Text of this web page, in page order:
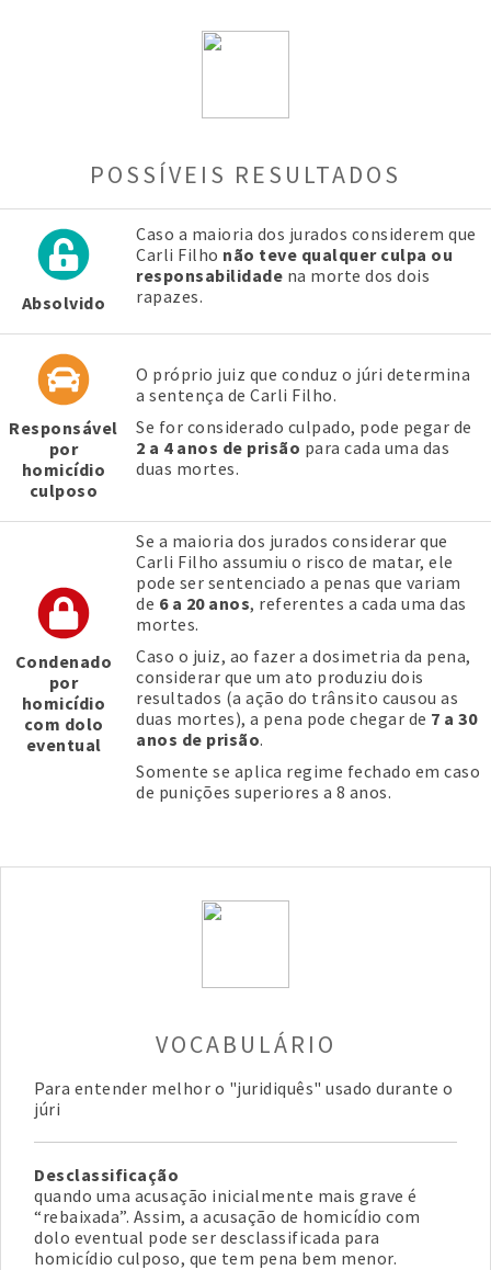
POSSÍVEIS RESULTADOS
Absolvido
Caso a maioria dos jurados considerem que
Carli Filho não teve qualquer culpa ou
responsabilidade na morte dos dois
rapazes.
Responsável
por
homicídio
culposo
O próprio juiz que conduz o júri determina
a sentença de Carli Filho.
Se for considerado culpado, pode pegar de
2 a 4 anos de prisão para cada uma das
duas mortes.
Condenado
por
homicídio
com dolo
eventual
Se a maioria dos jurados considerar que
Carli Filho assumiu o risco de matar, ele
pode ser sentenciado a penas que variam
de 6 a 20 anos, referentes a cada uma das
mortes.
Caso o juiz, ao fazer a dosimetria da pena,
considerar que um ato produziu dois
resultados (a ação do trânsito causou as
duas mortes), a pena pode chegar de 7 a 30
anos de prisão.
Somente se aplica regime fechado em caso
de punições superiores a 8 anos.
VOCABULÁRIO
Para entender melhor o "juridiquês" usado durante o
júri
Desclassificação
quando uma acusação inicialmente mais grave é
“rebaixada”. Assim, a acusação de homicídio com
dolo eventual pode ser desclassificada para
homicídio culposo, que tem pena bem menor.